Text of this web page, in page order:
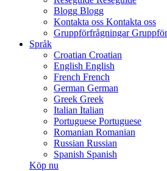
Blogg Blogg
Kontakta oss Kontakta oss
Gruppförfrågningar
Språk
Croatian Croatian
English English
French French
German German
Greek Greek
Italian Italian
Portuguese Portuguese
Romanian Romanian
Russian Russian
Spanish Spanish
Köp nu